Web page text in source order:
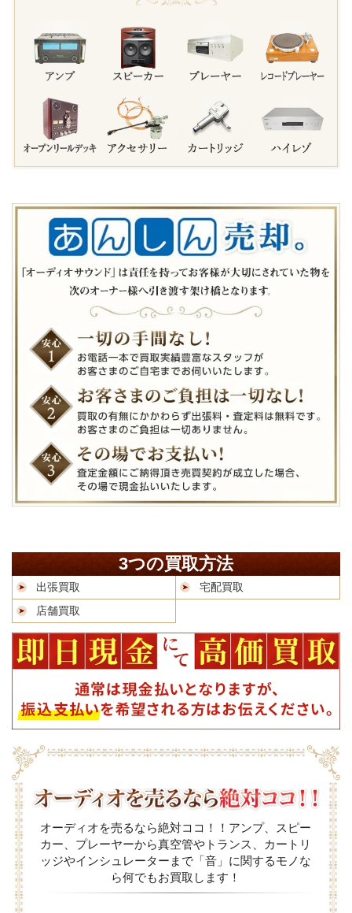
3つの買取方法
出張買取
宅配買取
店舗買取
オーディオを売るなら絶対ココ！！アンプ、スピー
カー、プレーヤーから真空管やトランス、カートリ
ッジやインシュレーターまで「音」に関するモノな
ら何でもお買取します！